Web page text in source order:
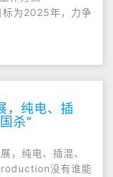
为2025年，力争
，纯电、插
杀”
，纯电、插混、
没有谁能